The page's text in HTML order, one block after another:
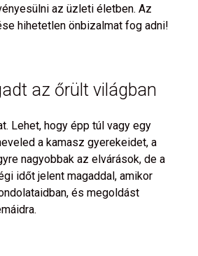
az üzleti életben. Az
hihetetlen önbizalmat fog adni!
az őrült világban
Lehet, hogy épp túl vagy egy
a kamasz gyerekeidet, a
nagyobbak az elvárások, de a
időt jelent magaddal, amikor
és megoldást